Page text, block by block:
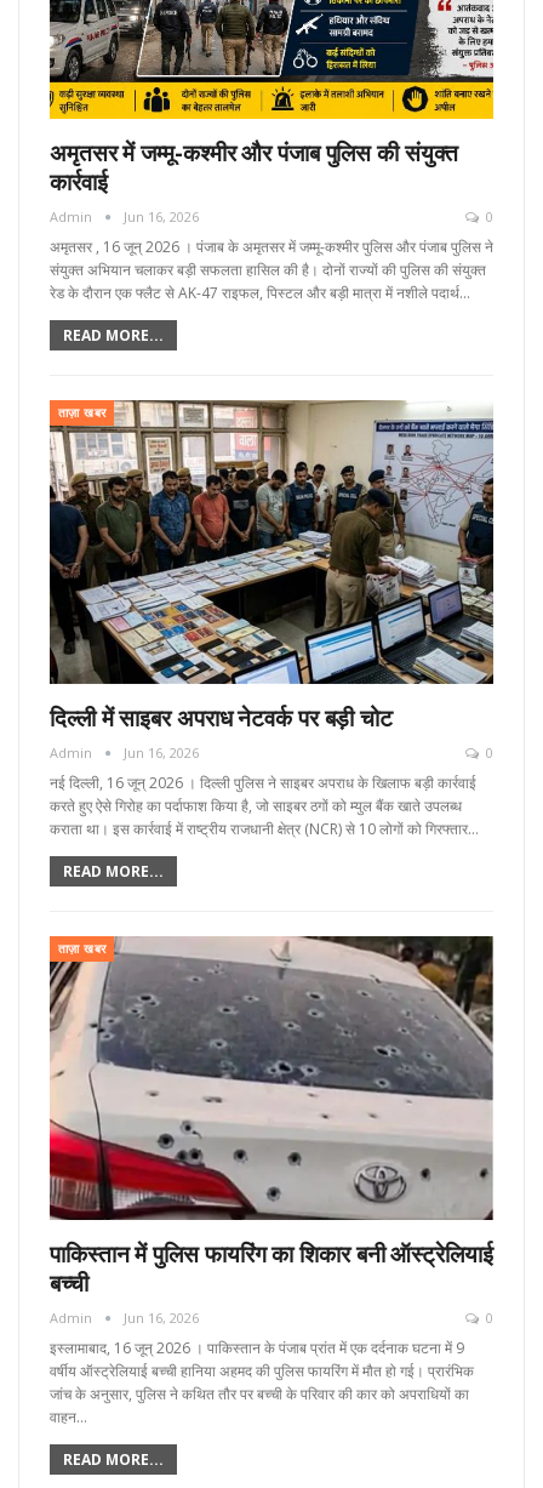
अमृतसर में जम्मू-कश्मीर और पंजाब पुलिस की संयुक्त
कार्रवाई
Admin Jun 16, 2026 0
अमृतसर , 16 जून्‌ 2026 । पंजाब के अमृतसर में जम्मू-कश्मीर पुलिस और पंजाब पुलिस ने
संयुक्त अभियान चलाकर बड़ी सफलता हासिल की है। दोनों राज्यों की पुलिस की संयुक्त
रेड के दौरान एक फ्लैट से AK-47 राइफल, पिस्टल और बड़ी मात्रा में नशीले पदार्थ…
READ MORE...
ताज़ा खबर
दिल्ली में साइबर अपराध नेटवर्क पर बड़ी चोट
Admin Jun 16, 2026 0
नई दिल्ली, 16 जून्‌ 2026 । दिल्ली पुलिस ने साइबर अपराध के खिलाफ बड़ी कार्रवाई
करते हुए ऐसे गिरोह का पर्दाफाश किया है, जो साइबर ठगों को म्युल बैंक खाते उपलब्ध
कराता था। इस कार्रवाई में राष्ट्रीय राजधानी क्षेत्र (NCR) से 10 लोगों को गिरफ्तार…
READ MORE...
ताज़ा खबर
पाकिस्तान में पुलिस फायरिंग का शिकार बनी ऑस्ट्रेलियाई
बच्ची
Admin Jun 16, 2026 0
इस्लामाबाद, 16 जून्‌ 2026 । पाकिस्तान के पंजाब प्रांत में एक दर्दनाक घटना में 9
वर्षीय ऑस्ट्रेलियाई बच्ची हानिया अहमद की पुलिस फायरिंग में मौत हो गई। प्रारंभिक
जांच के अनुसार, पुलिस ने कथित तौर पर बच्ची के परिवार की कार को अपराधियों का
वाहन…
READ MORE...